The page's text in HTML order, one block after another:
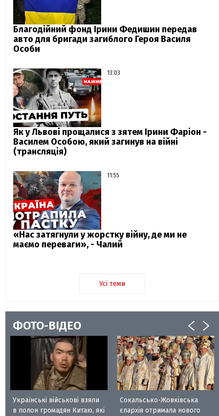
Благодійний фонд Ірини Федишин передав
авто для бригади загиблого Героя Василя
Особи
13:03
Як у Львові прощалися з зятем Ірини Фаріон -
Василем Особою, який загинув на війні
(трансляція)
11:55
«Нас затягнули у жорстку війну, де ми не
маємо переваги», - Чалий
Усі теми
ФОТО-ВІДЕО
Українські військові взяли
в полон громадян Китаю, які
Сокальсько-Жовківська
єпархія отримала нового